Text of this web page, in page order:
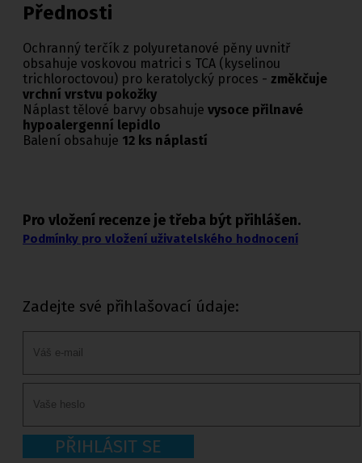
Přednosti
Ochranný terčík z polyuretanové pěny uvnitř
obsahuje voskovou matrici s TCA (kyselinou
trichloroctovou) pro keratolycký proces - změkčuje
vrchní vrstvu pokožky
Náplast tělové barvy obsahuje vysoce přilnavé
hypoalergenní lepidlo
Balení obsahuje 12 ks náplastí
Pro vložení recenze je třeba být přihlášen.
Podmínky pro vložení uživatelského hodnocení
Zadejte své přihlašovací údaje:
PŘIHLÁSIT SE